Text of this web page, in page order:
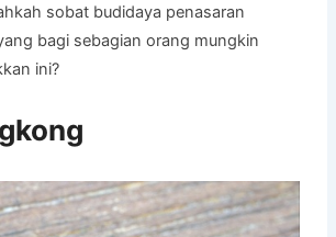
sobat budidaya penasaran
bagi sebagian orang mungkin
ini?